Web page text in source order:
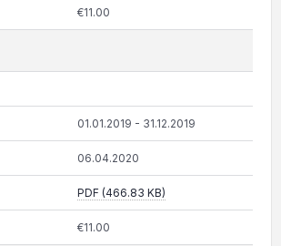
€11.00
01.01.2019 - 31.12.2019
06.04.2020
PDF (466.83 KB)
€11.00